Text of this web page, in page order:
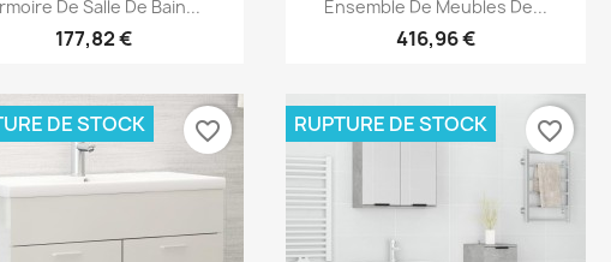
De Salle De Bain...
177,82 €
Ensemble De Meubles De...
416,96 €
DE STOCK favorite_border RUPTURE DE STOCK favorite_border